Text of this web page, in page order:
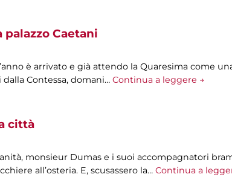
palazzo Caetani
è arrivato e già attendo la Quaresima come
Contessa, domani… Continua a leggere →
città
monsieur Dumas e i suoi accompagnatori
all’osteria. E, scusassero la… Continua a